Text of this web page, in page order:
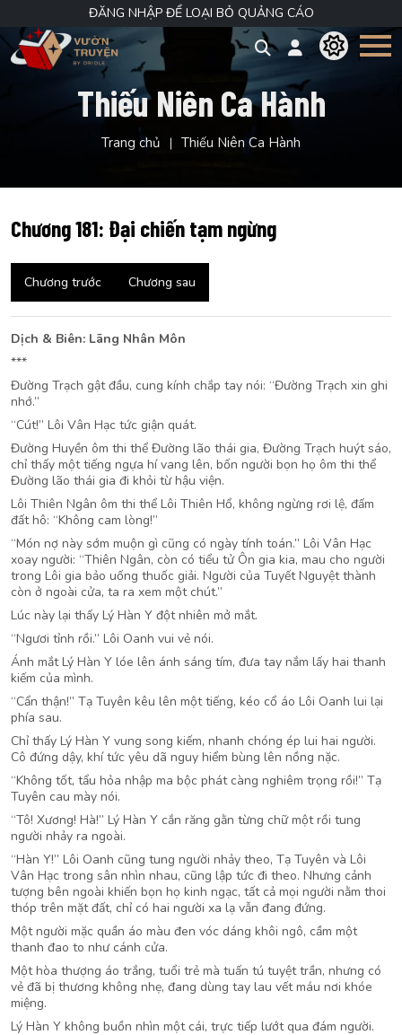
ĐĂNG NHẬP ĐỂ LOẠI BỎ QUẢNG CÁO
Thiếu Niên Ca Hành
Trang chủ Thiếu Niên Ca Hành
Chương 181: Đại chiến tạm ngừng
Chương trước Chương sau
Dịch & Biên: Lãng Nhân Môn
***
Đường Trạch gật đầu, cung kính chắp tay nói: “Đường Trạch xin ghi
nhớ.”
“Cút!” Lôi Vân Hạc tức giận quát.
Đường Huyền ôm thi thể Đường lão thái gia, Đường Trạch huýt sáo,
chỉ thấy một tiếng ngựa hí vang lên, bốn người bọn họ ôm thi thể
Đường lão thái gia đi khỏi từ hậu viện.
Lôi Thiên Ngân ôm thi thể Lôi Thiên Hổ, không ngừng rơi lệ, đấm
đất hô: “Không cam lòng!”
“Món nợ này sớm muộn gì cũng có ngày tính toán.” Lôi Vân Hạc
xoay người: “Thiên Ngân, còn có tiểu tử Ôn gia kia, mau cho người
trong Lôi gia bảo uống thuốc giải. Người của Tuyết Nguyệt thành
còn ở ngoài cửa, ta ra xem một chút.”
Lúc này lại thấy Lý Hàn Y đột nhiên mở mắt.
“Ngươi tỉnh rồi.” Lôi Oanh vui vẻ nói.
Ánh mắt Lý Hàn Y lóe lên ánh sáng tím, đưa tay nắm lấy hai thanh
kiếm của mình.
“Cẩn thận!” Tạ Tuyên kêu lên một tiếng, kéo cổ áo Lôi Oanh lui lại
phía sau.
Chỉ thấy Lý Hàn Y vung song kiếm, nhanh chóng ép lui hai người.
Cô đứng dậy, khí tức yêu dã nguy hiểm bùng lên nồng nặc.
“Không tốt, tẩu hỏa nhập ma bộc phát càng nghiêm trọng rồi!” Tạ
Tuyên cau mày nói.
“Tô! Xương! Hà!” Lý Hàn Y cắn răng gằn từng chữ một rồi tung
người nhảy ra ngoài.
“Hàn Y!” Lôi Oanh cũng tung người nhảy theo, Tạ Tuyên và Lôi
Vân Hạc trong sân nhìn nhau, cũng lập tức đi theo. Nhưng cảnh
tượng bên ngoài khiến bọn họ kinh ngạc, tất cả mọi người nằm thoi
thóp trên mặt đất, chỉ có hai người xa lạ vẫn đang đứng.
Một người mặc quần áo màu đen vóc dáng khôi ngô, cầm một
thanh đao to như cánh cửa.
Một hòa thượng áo trắng, tuổi trẻ mà tuấn tú tuyệt trần, nhưng có
vẻ đã bị thương không nhẹ, đang dùng tay lau vết máu nơi khóe
miệng.
Lý Hàn Y không buồn nhìn một cái, trực tiếp lướt qua đám người.